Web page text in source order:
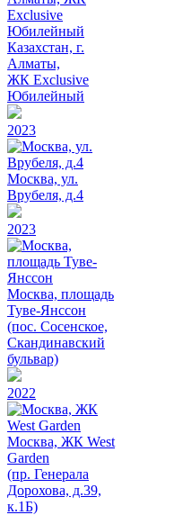
Казахстан, г.
Алматы,
ЖК Exclusive
Юбилейный
2023
Москва, ул.
Врубеля, д.4
2023
Москва, площадь
Туве-Янссон
(пос. Сосенское,
Скандинавский
бульвар)
2022
Москва, ЖК West
Garden
(пр. Генерала
Дорохова, д.39,
к.1Б)